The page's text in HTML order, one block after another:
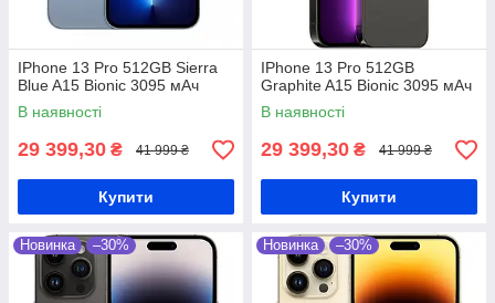
IPhone 13 Pro 512GB Sierra
Blue A15 Bionic 3095 мАч
В наявності
29 399,30 ₴ 41 999 ₴
Купити
IPhone 13 Pro 512GB
Graphite A15 Bionic 3095 мАч
В наявності
29 399,30 ₴ 41 999 ₴
Купити
Новинка –30% Новинка –30%